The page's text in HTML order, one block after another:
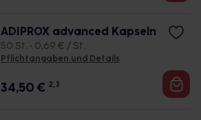
ADIPROX advanced Kapseln
50 St. • 0,69 € / St.
Pflichtangaben und Details
34,50 € 2, 3